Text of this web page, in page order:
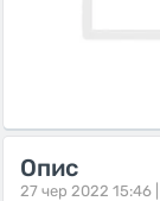
Опис
27 чер 2022 15:46 |